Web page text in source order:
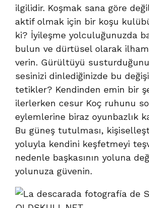
ilgilidir. Koşmak sana göre
aktif olmak için bir koşu
ki? İyileşme yolculuğunuzda
bulun ve dürtüsel olarak ilham
verin. Gürültüyü
sesinizi dinlediğinizde bu
tetikler? Kendinden emin bir
ilerlerken cesur Koç ruhunu
eylemlerine biraz oyunbazlık
Bu güneş tutulması,
yoluyla kendini keşfetmeyi
nedenle başkasının yoluna
yolunuza güvenin.